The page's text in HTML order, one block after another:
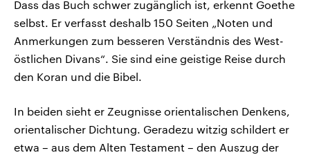
Dass das Buch schwer zugänglich ist, erkennt Goethe
selbst. Er verfasst deshalb 150 Seiten „Noten und
Anmerkungen zum besseren Verständnis des West-
östlichen Divans“. Sie sind eine geistige Reise durch
den Koran und die Bibel.
In beiden sieht er Zeugnisse orientalischen Denkens,
orientalischer Dichtung. Geradezu witzig schildert er
etwa – aus dem Alten Testament – den Auszug der